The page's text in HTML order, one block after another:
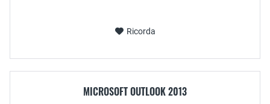
Ricorda
MICROSOFT OUTLOOK 2013